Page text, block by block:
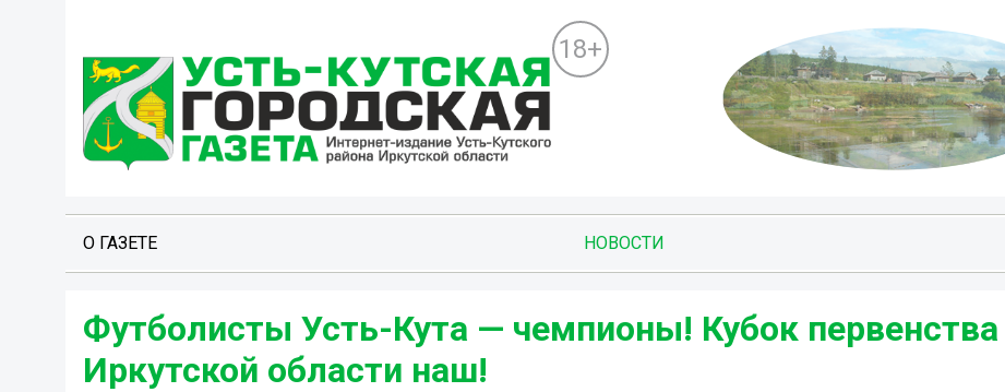
18+
О ГАЗЕТЕ НОВОСТИ
Футболисты Усть-Кута — чемпионы! Кубок первенства
Иркутской области наш!